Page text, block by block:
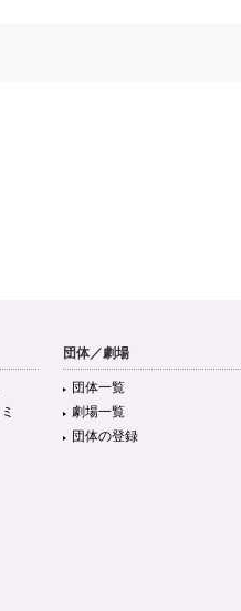
団体／劇場
団体一覧
劇場一覧
団体の登録